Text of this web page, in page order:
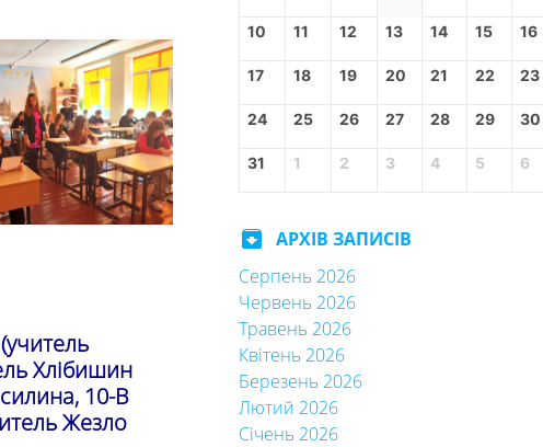
Хлібишин
10-В
Жезло
10 11 12 13 14 15 16
17 18 19 20 21 22 23
24 25 26 27 28 29 30
31 1 2 3 4 5 6
archive АРХІВ ЗАПИСІВ
Серпень 2026
Червень 2026
Травень 2026
Квітень 2026
Березень 2026
Лютий 2026
Січень 2026